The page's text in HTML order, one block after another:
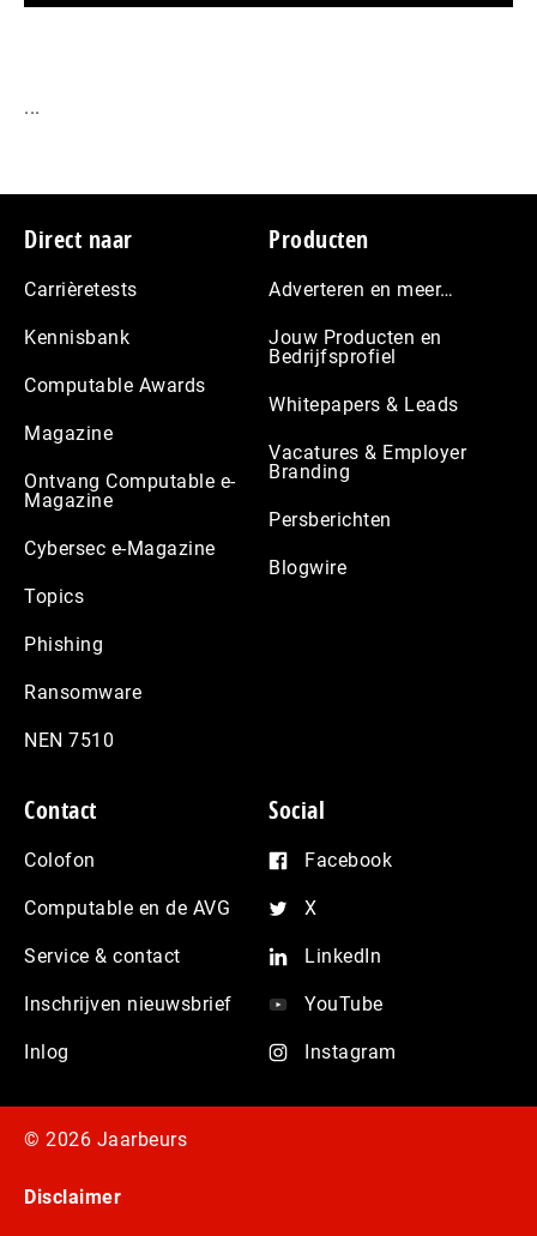
...
Footer
Direct naar
Carrièretests
Kennisbank
Computable Awards
Magazine
Ontvang Computable e-
Magazine
Cybersec e-Magazine
Topics
Phishing
Ransomware
NEN 7510
Producten
Adverteren en meer…
Jouw Producten en
Bedrijfsprofiel
Whitepapers & Leads
Vacatures & Employer
Branding
Persberichten
Blogwire
Contact
Colofon
Computable en de AVG
Service & contact
Inschrijven nieuwsbrief
Inlog
Social
Facebook
X
LinkedIn
YouTube
Instagram
© 2026 Jaarbeurs
Disclaimer